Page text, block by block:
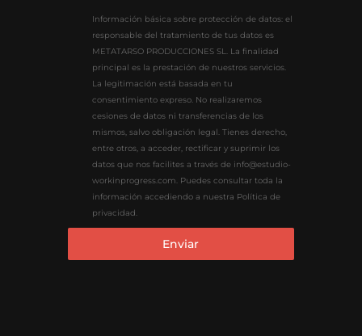
Información básica sobre protección de datos: el
responsable del tratamiento de tus datos es
METATARSO PRODUCCIONES SL. La finalidad
principal es la prestación de nuestros servicios.
La legitimación está basada en tu
consentimiento expreso. No realizaremos
cesiones de datos ni transferencias de los
mismos, salvo obligación legal. Tienes derecho,
entre otros, a acceder, rectificar y suprimir los
datos que nos facilites a través de info@estudio-
workinprogress.com. Puedes consultar toda la
información accediendo a nuestra Política de
privacidad.
Enviar